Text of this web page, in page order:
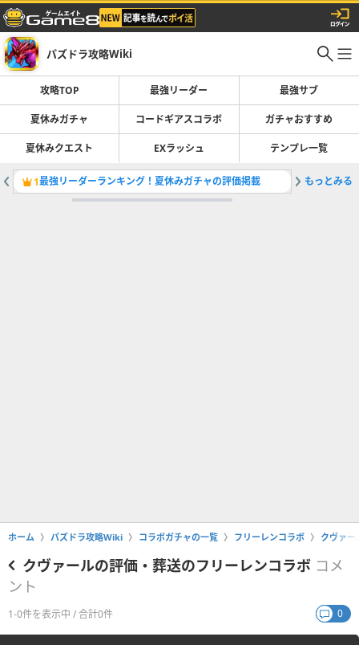
パズドラ攻略Wiki
攻略TOP 最強リーダー 最強サブ
夏休みガチャ コードギアスコラボ ガチャおすすめ
夏休みクエスト EXラッシュ テンプレ一覧
1最強リーダーランキング！夏休みガチャの評価掲載 2夏休み
もっとみる
ホーム パズドラ攻略Wiki コラボガチャの一覧 フリーレンコラボ クヴァー
クヴァールの評価・葬送のフリーレンコラボ コメ
ント
1-0件を表示中 / 合計0件 0